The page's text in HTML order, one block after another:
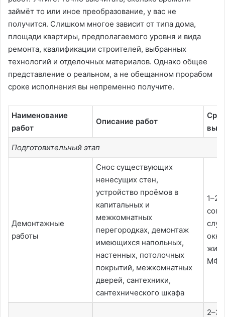
займёт то или иное преобразование, у вас не
получится. Слишком многое зависит от типа дома,
площади квартиры, предполагаемого уровня и вида
ремонта, квалификации строителей, выбранных
технологий и отделочных материалов. Однако общее
представление о реальном, а не обещанном прорабом
сроке исполнения вы непременно получите.
Наименование
работ
Описание работ
Подготовительный этап
Демонтажные
работы
Снос существующих
ненесущих стен,
устройство проёмов в
капитальных и
межкомнатных
перегородках, демонтаж
имеющихся напольных,
настенных, потолочных
покрытий, межкомнатных
дверей, сантехники,
сантехнического шкафа
1–2
МФЦ
2–3